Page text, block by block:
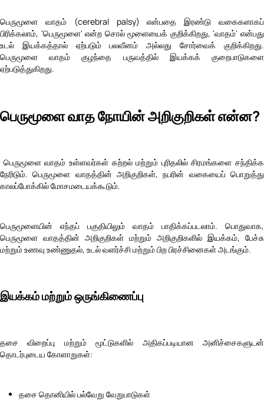
பெருமூளை வாதம் (cerebral palsy) என்பதை இரண்டு வகைகளாகப்
பிரிக்கலாம், 'பெருமூளை' என்ற சொல் மூளையைக் குறிக்கிறது, 'வாதம்' என்பது
உடல் இயக்கத்தால் ஏற்படும் பலவீனம் அல்லது சோர்வைக் குறிக்கிறது.
பெருமூளை வாதம் குழந்தை பருவத்தில் இயக்கக் குறைபாடுகளை
ஏற்படுத்துகிறது.
பெருமூளை வாத நோயின் அறிகுறிகள் என்ன?
பெருமூளை வாதம் உள்ளவர்கள் கற்றல் மற்றும் புரிதலில் சிரமங்களை சந்திக்க
நேரிடும். பெருமூளை வாதத்தின் அறிகுறிகள், நபரின் வகையைப் பொறுத்து
காலப்போக்கில் மோசமடையக்கூடும்.
பெருமூளையின் எந்தப் பகுதியிலும் வாதம் பாதிக்கப்படலாம். பொதுவாக,
பெருமூளை வாதத்தின் அறிகுறிகள் மற்றும் அறிகுறிகளில் இயக்கம், பேச்சு
மற்றும் உணவு உண்ணுதல், உடல் வளர்ச்சி மற்றும் பிற பிரச்சினைகள் அடங்கும்.
இயக்கம் மற்றும் ஒருங்கிணைப்பு
தசை விறைப்பு மற்றும் மூட்டுகளில் அதிகப்படியான அனிச்சைகளுடன்
தொடர்புடைய கோளாறுகள்:
தசை தொனியில் பல்வேறு வேறுபாடுகள்